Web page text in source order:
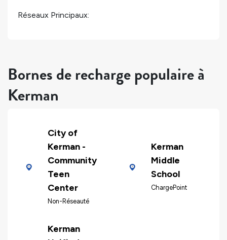
Réseaux Principaux:
Bornes de recharge populaire à
Kerman
City of
Kerman -
Community
Teen
Center
Non-Réseauté
Kerman
Middle
School
ChargePoint
Kerman